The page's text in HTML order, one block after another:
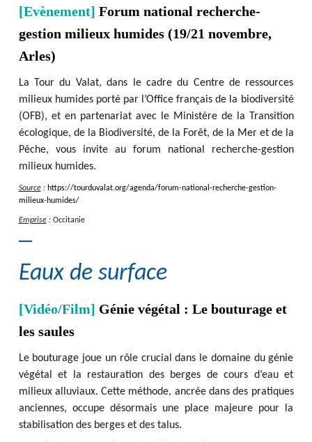
[Evènement] Forum national recherche-
gestion milieux humides (19/21 novembre,
Arles)
La Tour du Valat, dans le cadre du Centre de ressources
milieux humides porté par l’Office français de la biodiversité
(OFB), et en partenariat avec le Ministère de la Transition
écologique, de la Biodiversité, de la Forêt, de la Mer et de la
Pêche, vous invite au forum national recherche-gestion
milieux humides.
Source: https://tourduvalat.org/agenda/forum-national-recherche-gestion-
milieux-humides/
Emprise: Occitanie
Eaux de surface
[Vidéo/Film] Génie végétal : Le bouturage et
les saules
Le bouturage joue un rôle crucial dans le domaine du génie
végétal et la restauration des berges de cours d’eau et
milieux alluviaux. Cette méthode, ancrée dans des pratiques
anciennes, occupe désormais une place majeure pour la
stabilisation des berges et des talus.